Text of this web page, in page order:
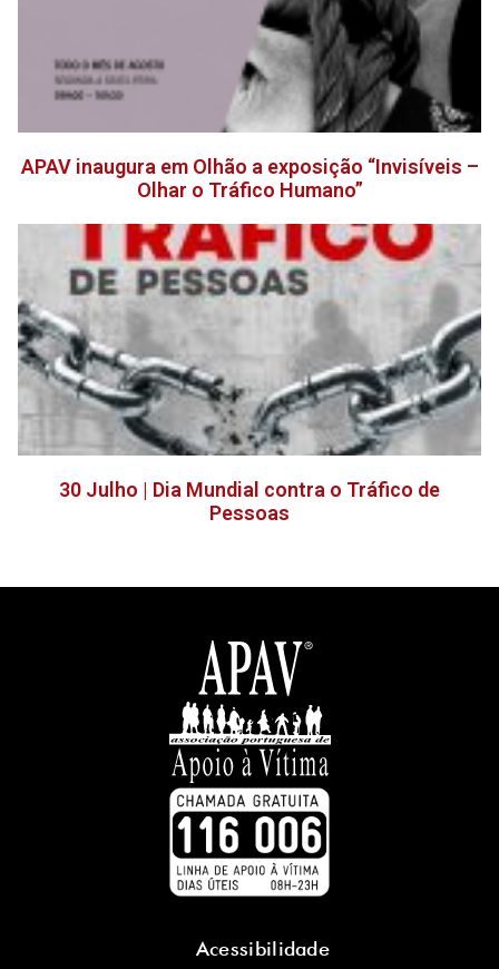
APAV inaugura em Olhão a exposição “Invisíveis –
Olhar o Tráfico Humano”
30 Julho | Dia Mundial contra o Tráfico de
Pessoas
Acessibilidade